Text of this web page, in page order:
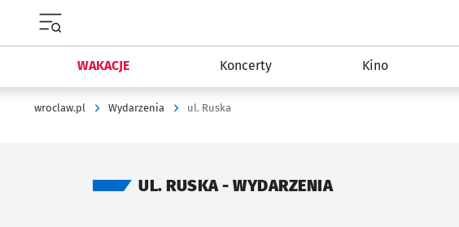
WAKACJE Koncerty Kino
wroclaw.pl Wydarzenia ul. Ruska
UL. RUSKA - WYDARZENIA